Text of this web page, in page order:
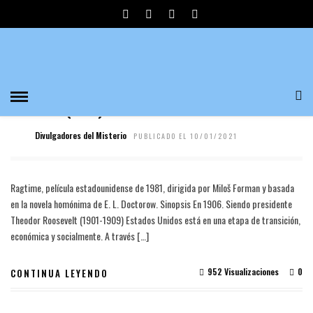
DINO DE LAURENTIIS
RAGTIME (1981)POR RAUL SANCHIDRIAN
Divulgadores del Misterio PUBLICADO EL 10/01/2021
Ragtime, película estadounidense de 1981, dirigida por Miloš Forman y basada
en la novela homónima de E. L. Doctorow. Sinopsis En 1906. Siendo presidente
Theodor Roosevelt (1901-1909) Estados Unidos está en una etapa de transición,
económica y socialmente. A través […]
CONTINUA LEYENDO 0
952 Visualizaciones